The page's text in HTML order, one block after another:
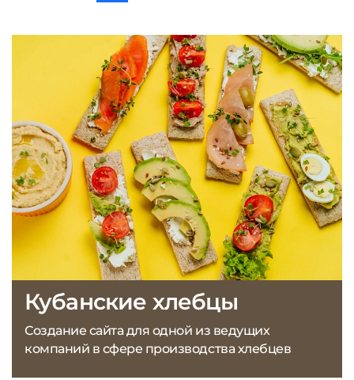
Кубанские хлебцы
Создание сайта для одной из ведущих
компаний в сфере производства хлебцев